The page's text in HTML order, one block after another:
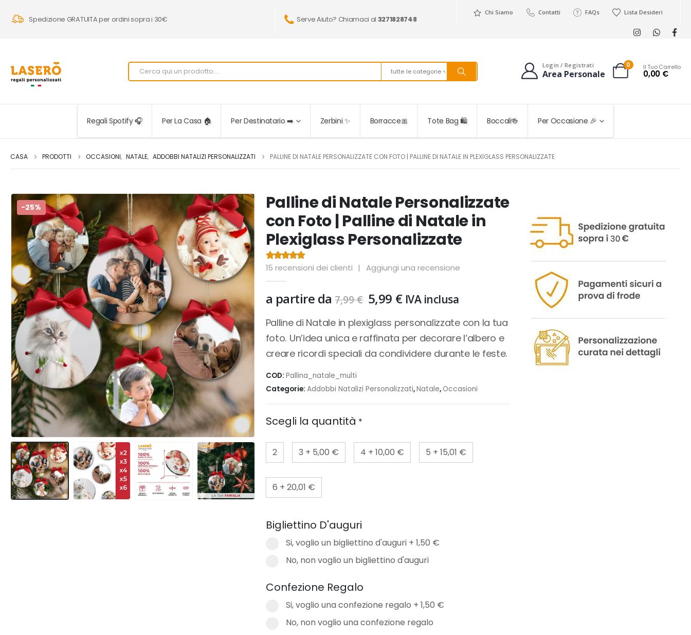
Spedizione GRATUITA per ordini sopra i 30€ Serve Aiuto? Chiamaci al 3271828748
Chi Siamo Contatti FAQs Lista Desideri
tutte le categorie
Login / Registrati
Area Personale
0 Il Tuo Carrello
0,00 €
Regali Spotify 🎧 Per La Casa 🏠 Per Destinatario ➡️ Zerbini ✨ Borracce🎀 Tote Bag 🛍️ Boccali🍻 Per Occasione 🎉
CASA PRODOTTI OCCASIONI, NATALE, ADDOBBI NATALIZI PERSONALIZZATI PALLINE DI NATALE PERSONALIZZATE CON FOTO | PALLINE DI NATALE IN PLEXIGLASS PERSONALIZZATE
-25%
Palline di Natale Personalizzate
con Foto | Palline di Natale in
Plexiglass Personalizzate
4.53Di 5
15 recensioni dei clienti | Aggiungi una recensione
a partire da 7,99€ Il
prezzo
originale
era:
7,99 €.
5,99 €Il
attuale
è:
5,99 €.
IVA inclusa
Palline di Natale in plexiglass personalizzate con la tua
foto. Un’idea unica e raffinata per decorare l’albero e
creare ricordi speciali da condividere durante le feste.
COD: Pallina_natale_multi
Categorie: Addobbi Natalizi Personalizzati,Natale,Occasioni
Scegli la quantità *
2 3 + 5,00 € 4 + 10,00 € 5 + 15,01 €
6 + 20,01 €
Bigliettino D'auguri
Si, voglio un bigliettino d'auguri+ 1,50 €
No, non voglio un bigliettino d'auguri
Confezione Regalo
Si, voglio una confezione regalo + 1,50 €
No, non voglio una confezione regalo